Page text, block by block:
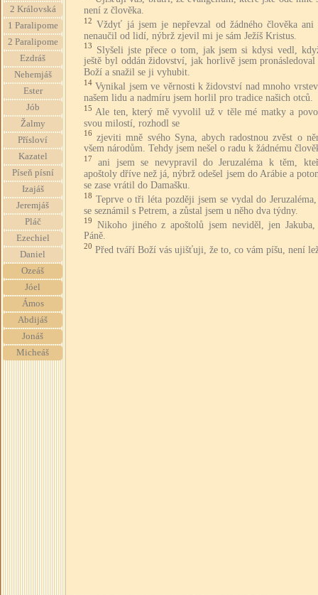
2 Královská
1 Paralipome
2 Paralipome
Ezdráš
Nehemjáš
Ester
Jób
Žalmy
Přísloví
Kazatel
Píseň písní
Izajáš
Jeremjáš
Pláč
Ezechiel
Daniel
Ozeáš
Jóel
Ámos
Abdijáš
Jonáš
Micheáš
není z člověka.
12
Vždyť já jsem je nepřevzal od žádného člověka ani
nenaučil od lidí, nýbrž zjevil mi je sám Ježíš Kristus.
13
Slyšeli jste přece o tom, jak jsem si kdysi vedl,
ještě byl oddán židovství, jak horlivě jsem
Boží a snažil se ji vyhubit.
14 Vynikal jsem ve věrnosti k židovství nad mnoho
našem lidu a nadmíru jsem horlil pro tradice našich otců.
15 Ale ten, který mě vyvolil už v těle mé matky a
svou milostí, rozhodl se
16
zjeviti mně svého Syna, abych radostnou zvěst o
všem národům. Tehdy jsem nešel o radu k žádnému
17
ani jsem se nevypravil do Jeruzaléma k těm,
apoštoly dříve než já, nýbrž odešel jsem do Arábie a
se zase vrátil do Damašku.
18 Teprve o tři léta později jsem se vydal do
se seznámil s Petrem, a zůstal jsem u něho dva týdny.
19
Nikoho jiného z apoštolů jsem neviděl, jen Jakuba,
Páně.
20 Před tváří Boží vás ujišťuji, že to, co vám píšu, není